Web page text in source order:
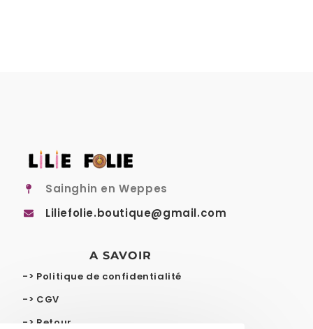
Sainghin en Weppes
Liliefolie.boutique@gmail.com
A SAVOIR
-> Politique de confidentialité
-> CGV
-> Retour